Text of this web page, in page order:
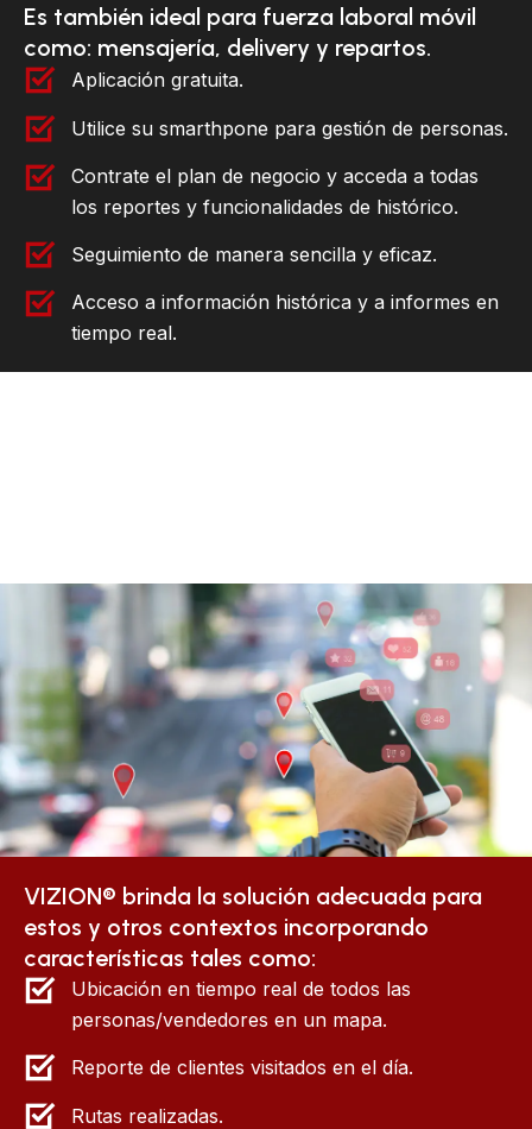
Es también ideal para fuerza laboral móvil
como: mensajería, delivery y repartos.
Aplicación gratuita.
Utilice su smarthpone para gestión de personas.
Contrate el plan de negocio y acceda a todas
los reportes y funcionalidades de histórico.
Seguimiento de manera sencilla y eficaz.
Acceso a información histórica y a informes en
tiempo real.
VIZION® brinda la solución adecuada para
estos y otros contextos incorporando
características tales como:
Ubicación en tiempo real de todos las
personas/vendedores en un mapa.
Reporte de clientes visitados en el día.
Rutas realizadas.